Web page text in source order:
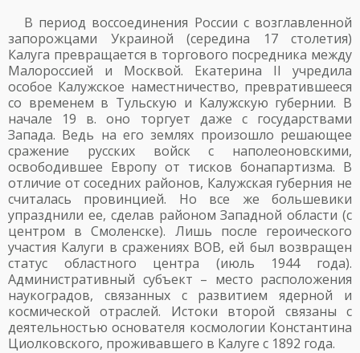
В период воссоединения России с возглавленной
запорожцами Украиной (середина 17 столетия)
Калуга превращается в торгового посредника между
Малороссией и Москвой. Екатерина II учредила
особое Калужское наместничество, превратившееся
со временем в Тульскую и Калужскую губернии. В
начале 19 в. оно торгует даже с государствами
Запада. Ведь на его землях произошло решающее
сражение русских войск с наполеоновскими,
освободившее Европу от тисков бонапартизма. В
отличие от соседних районов, Калужская губерния не
считалась провинцией. Но все же большевики
упразднили ее, сделав районом Западной области (с
центром в Смоленске). Лишь после героического
участия Калуги в сражениях ВОВ, ей был возвращен
статус областного центра (июль 1944 года).
Административный субъект – место расположения
наукоградов, связанных с развитием ядерной и
космической отраслей. Истоки второй связаны с
деятельностью основателя космологии Константина
Циолковского, проживавшего в Калуге с 1892 года.